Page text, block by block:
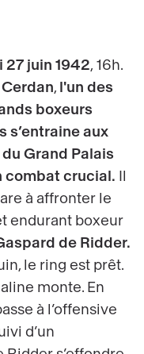
27 juin 1942, 16h.
, l'un des
boxeurs
s’entraine aux
Grand Palais
combat crucial.
à affronter le
endurant boxeur
de Ridder.
le ring est prêt.
monte. En
à l’offensive
d’un